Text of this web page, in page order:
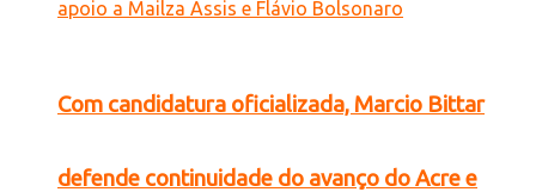
Com candidatura oficializada, Marcio Bittar
defende continuidade do avanço do Acre e